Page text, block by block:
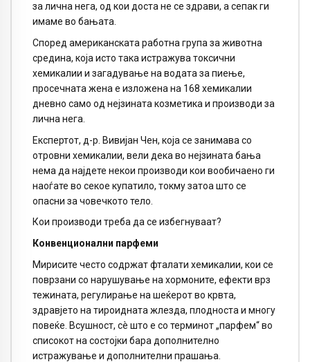
за лична нега, од кои доста не се здрави, а сепак ги
имаме во бањата.
Според американската работна група за животна
средина, која исто така истражува токсични
хемикалии и загадување на водата за пиење,
просечната жена е изложена на 168 хемикалии
дневно само од нејзината козметика и производи за
лична нега.
Експертот, д-р. Вивијан Чен, која се занимава со
отровни хемикалии, вели дека во нејзината бања
нема да најдете некои производи кои вообичаено ги
наоѓате во секое купатило, токму затоа што се
опасни за човечкото тело.
Кои производи треба да се избегнуваат?
Конвенционални парфеми
Мирисите често содржат фталати хемикалии, кои се
поврзани со нарушување на хормоните, ефекти врз
тежината, регулирање на шеќерот во крвта,
здравјето на тироидната жлезда, плодноста и многу
повеќе. Всушност, сè што е со терминот „парфем“ во
списокот на состојки бара дополнително
истражување и дополнителни прашања.